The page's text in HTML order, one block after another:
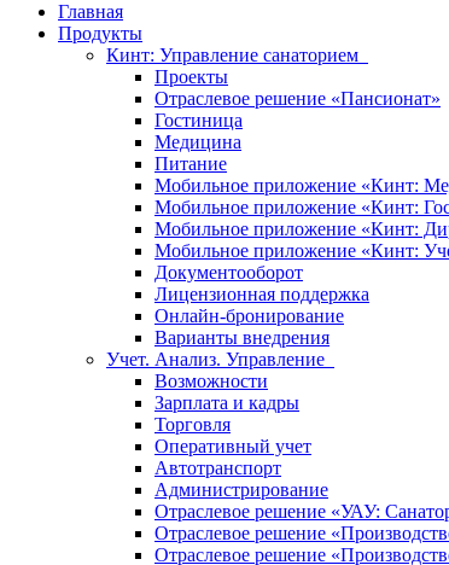
Главная
Продукты
Кинт: Управление санаторием
Проекты
Отраслевое решение «Пансионат»
Гостиница
Медицина
Питание
Мобильное приложение «Кинт:
Мобильное приложение «Кинт:
Мобильное приложение «Кинт:
Мобильное приложение «Кинт:
Документооборот
Лицензионная поддержка
Онлайн-бронирование
Варианты внедрения
Учет. Анализ. Управление
Возможности
Зарплата и кадры
Торговля
Оперативный учет
Автотранспорт
Администрирование
Отраслевое решение «УАУ:
Отраслевое решение
Отраслевое решение